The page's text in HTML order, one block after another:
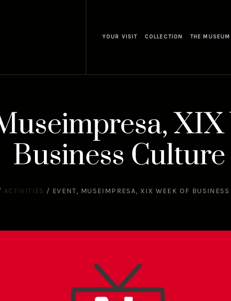
YOUR VISIT COLLECTION THE MUSEUM
XIX
Business Culture
ACTIVITIES / EVENT, MUSEIMPRESA, XIX WEEK OF BUSINESS